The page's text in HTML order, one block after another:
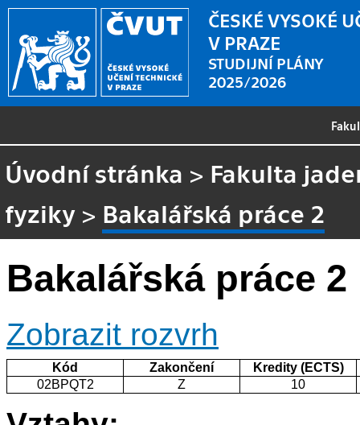
ČESKÉ VYSOKÉ
V PRAZE
STUDIJNÍ PLÁNY
2025/2026
Úvodní stránka > Fakulta
fyziky > Bakalářská práce 2
Bakalářská práce 2
Zobrazit rozvrh
Kód Zakončení
Kredity (ECTS)
02BPQT2
Z 10